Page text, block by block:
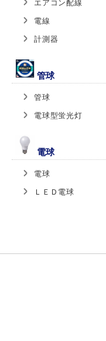
エアコン配線
電線
計測器
管球
管球
電球型蛍光灯
電球
電球
ＬＥＤ電球